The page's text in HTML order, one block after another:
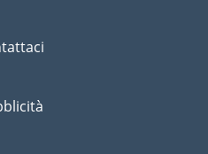
quindi un'assicurazione